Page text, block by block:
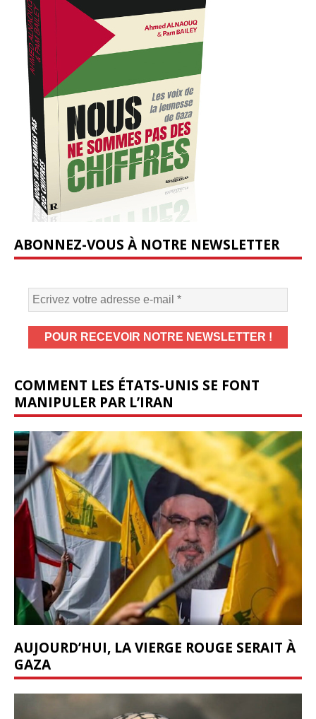
ABONNEZ-VOUS À NOTRE NEWSLETTER
COMMENT LES ÉTATS-UNIS SE FONT
MANIPULER PAR L’IRAN
AUJOURD’HUI, LA VIERGE ROUGE SERAIT À
GAZA